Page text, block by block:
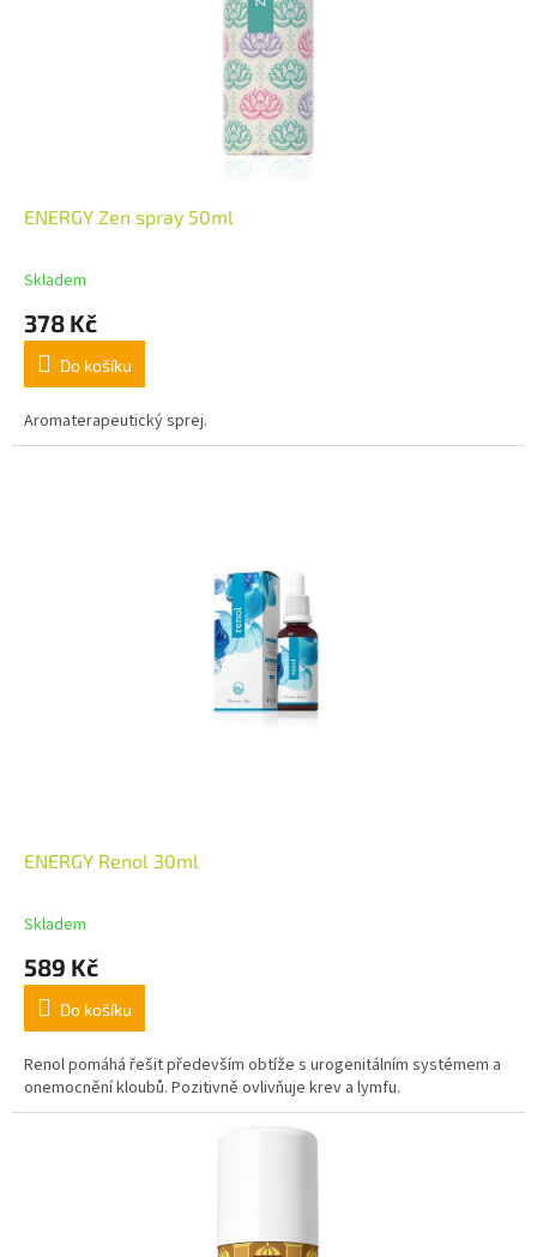
ENERGY Zen spray 50ml
Skladem
378 Kč
Do košíku
Aromaterapeutický sprej.
ENERGY Renol 30ml
Skladem
589 Kč
Do košíku
Renol pomáhá řešit především obtíže s urogenitálním systémem a
onemocnění kloubů. Pozitivně ovlivňuje krev a lymfu.